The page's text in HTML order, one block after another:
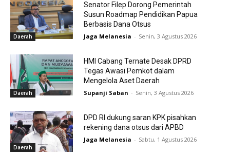
Daerah
Senator Filep Dorong Pemerintah
Susun Roadmap Pendidikan Papua
Berbasis Dana Otsus
Jaga Melanesia - Senin, 3 Agustus 2026
Daerah
HMI Cabang Ternate Desak DPRD
Tegas Awasi Pemkot dalam
Mengelola Aset Daerah
Supanji Saban - Senin, 3 Agustus 2026
Daerah
DPD RI dukung saran KPK pisahkan
rekening dana otsus dari APBD
Jaga Melanesia - Sabtu, 1 Agustus 2026